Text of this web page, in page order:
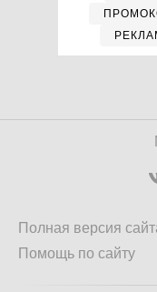
Полная версия
Помощь по сайту